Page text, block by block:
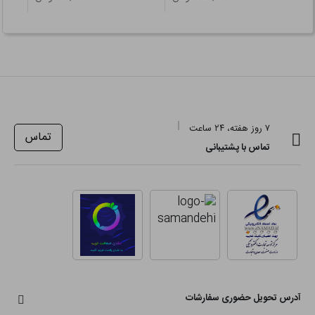
۷ روز هفته، ۲۴ ساعت
تماس با پشتیبانی
تماس
آدرس تحویل حضوری سفارشات